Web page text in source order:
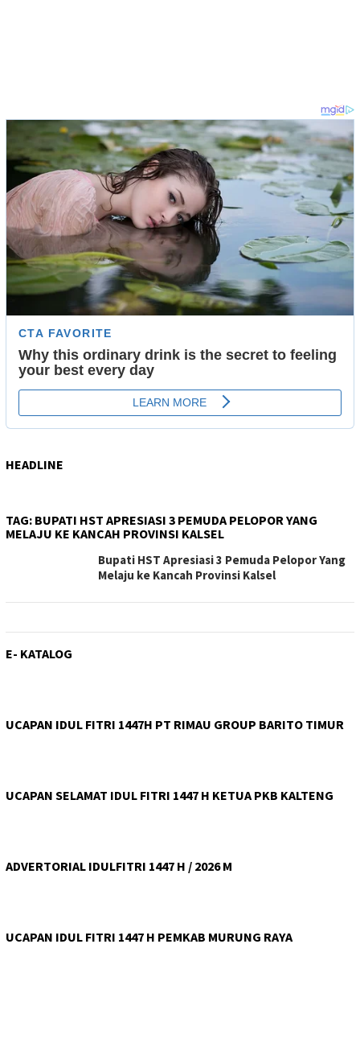
HEADLINE
TAG: BUPATI HST APRESIASI 3 PEMUDA PELOPOR YANG
MELAJU KE KANCAH PROVINSI KALSEL
Bupati HST Apresiasi 3 Pemuda Pelopor Yang
Melaju ke Kancah Provinsi Kalsel
E- KATALOG
UCAPAN IDUL FITRI 1447H PT RIMAU GROUP BARITO TIMUR
UCAPAN SELAMAT IDUL FITRI 1447 H KETUA PKB KALTENG
ADVERTORIAL IDULFITRI 1447 H / 2026 M
UCAPAN IDUL FITRI 1447 H PEMKAB MURUNG RAYA